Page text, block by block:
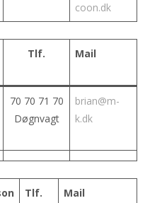
coon.dk
Tlf. Mail
70 70 71 70
Døgnvagt
brian@m-
k.dk
Tlf. Mail